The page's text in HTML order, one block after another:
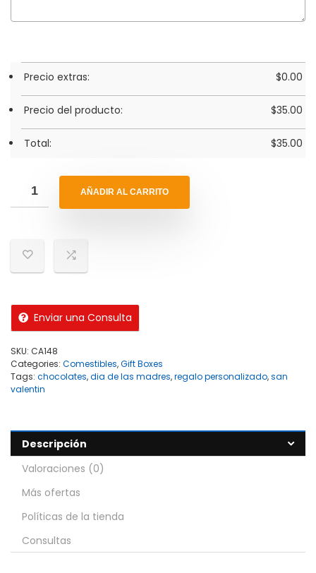
Precio extras: $0.00
Precio del producto: $35.00
Total: $35.00
AÑADIR AL CARRITO
Enviar una Consulta
SKU: CA148
Categories: Comestibles,Gift Boxes
Tags: chocolates,dia de las madres,regalo personalizado,san
valentin
Descripción
Valoraciones (0)
Más ofertas
Políticas de la tienda
Consultas